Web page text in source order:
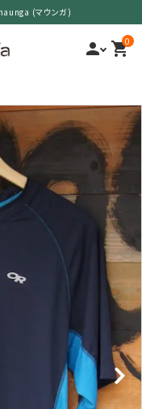
(マウンガ)
person 0
shopping_cart